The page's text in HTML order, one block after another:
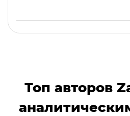
Топ авторов